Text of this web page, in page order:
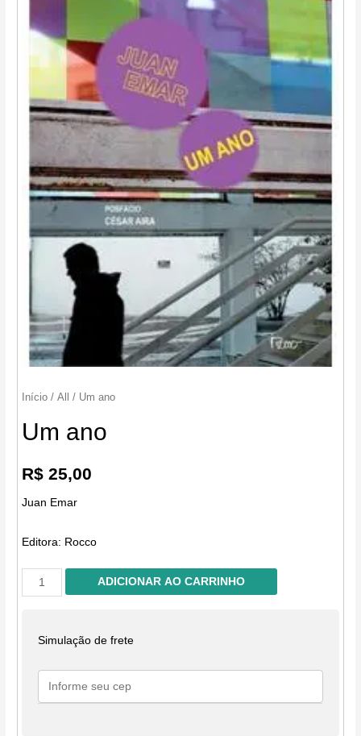
Início /All / Um ano
Um ano
R$ 25,00
Juan Emar
Editora: Rocco
ano
ADICIONAR AO CARRINHO
Simulação de frete